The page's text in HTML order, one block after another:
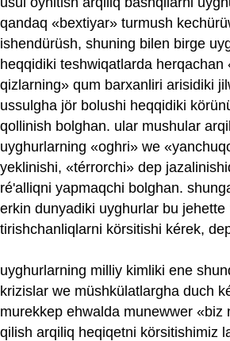
qandaq «bextiyar» turmush
ishendürüsh, shuning bilen birge
heqqidiki teshwiqatlarda herqachan
qizlarning» qum barxanliri arisidiki
ussulgha jör bolushi heqqidiki
qollinish bolghan. ular mushular
uyghurlarning «oghri» we
yeklinishi, «térrorchi» dep
ré'alliqni yapmaqchi bolghan.
erkin dunyadiki uyghurlar bu jehette
tirishchanliqlarni körsitishi kérek,
uyghurlarning milliy kimliki ene
krizislar we müshkülatlargha duch
murekkep ehwalda munewwer «biz
qilish arqiliq heqiqetni körsitishimiz